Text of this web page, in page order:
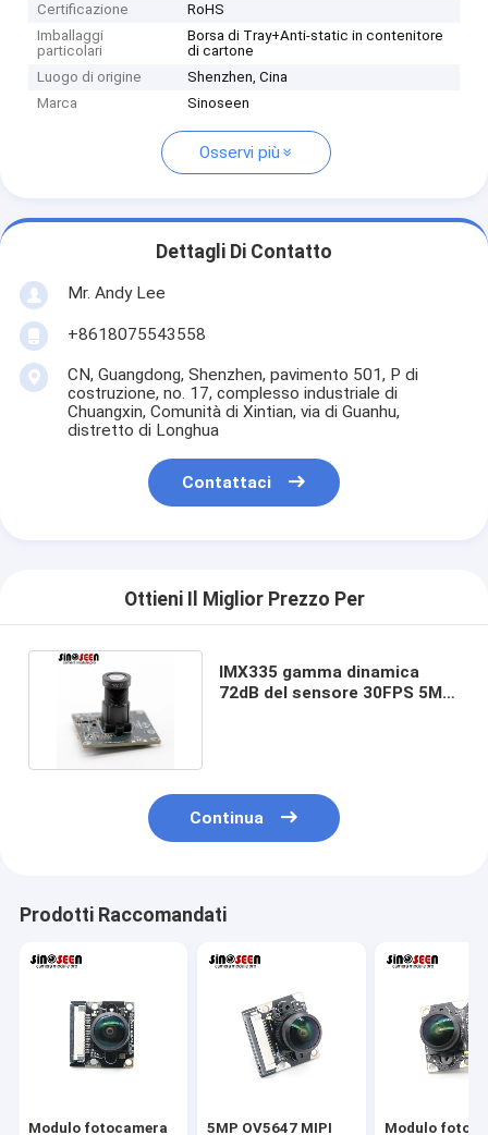
Certificazione
RoHS
Imballaggi
particolari
Borsa di Tray+Anti-static in contenitore
di cartone
Luogo di origine
Shenzhen, Cina
Marca
Sinoseen
Osservi più
Dettagli Di Contatto
Mr. Andy Lee
+8618075543558
CN, Guangdong, Shenzhen, pavimento 501, P di
costruzione, no. 17, complesso industriale di
Chuangxin, Comunità di Xintian, via di Guanhu,
distretto di Longhua
Contattaci
Ottieni Il Miglior Prezzo Per
IMX335 gamma dinamica
72dB del sensore 30FPS 5MP
Continua
Prodotti Raccomandati
Modulo fotocamera 5MP OV5647 MIPI Modulo